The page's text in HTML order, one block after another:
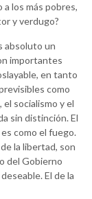
a los más pobres,
y verdugo?
absoluto un
importantes
en tanto
como
socialismo y el
sin distinción. El
como el fuego.
la libertad, son
del Gobierno
El de la